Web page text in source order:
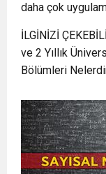
daha çok
İLGİNİZİ
ve 2 Yıllık
Bölümleri